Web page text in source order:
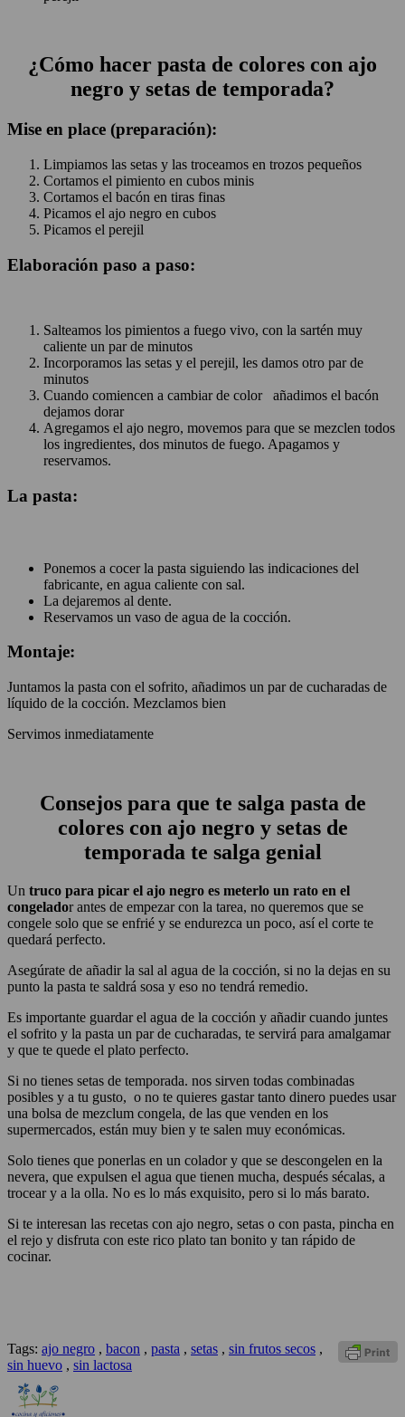
¿Cómo hacer pasta de colores con ajo
negro y setas de temporada?
Mise en place (preparación):
Limpiamos las setas y las troceamos en trozos pequeños
Cortamos el pimiento en cubos minis
Cortamos el bacón en tiras finas
Picamos el ajo negro en cubos
Picamos el perejil
Elaboración paso a paso:
Salteamos los pimientos a fuego vivo, con la sartén muy
caliente un par de minutos
Incorporamos las setas y el perejil, les damos otro par de
minutos
Cuando comiencen a cambiar de color añadimos el bacón
dejamos dorar
Agregamos el ajo negro, movemos para que se mezclen todos
los ingredientes, dos minutos de fuego. Apagamos y
reservamos.
La pasta:
Ponemos a cocer la pasta siguiendo las indicaciones del
fabricante, en agua caliente con sal.
La dejaremos al dente.
Reservamos un vaso de agua de la cocción.
Montaje:
Juntamos la pasta con el sofrito, añadimos un par de cucharadas de
líquido de la cocción. Mezclamos bien
Servimos inmediatamente
Consejos para que te salga pasta de
colores con ajo negro y setas de
temporada te salga genial
Un truco para picar el ajo negro es meterlo un rato en el
congelador antes de empezar con la tarea, no queremos que se
congele solo que se enfrié y se endurezca un poco, así el corte te
quedará perfecto.
Asegúrate de añadir la sal al agua de la cocción, si no la dejas en su
punto la pasta te saldrá sosa y eso no tendrá remedio.
Es importante guardar el agua de la cocción y añadir cuando juntes
el sofrito y la pasta un par de cucharadas, te servirá para amalgamar
y que te quede el plato perfecto.
Si no tienes setas de temporada. nos sirven todas combinadas
posibles y a tu gusto, o no te quieres gastar tanto dinero puedes usar
una bolsa de mezclum congela, de las que venden en los
supermercados, están muy bien y te salen muy económicas.
Solo tienes que ponerlas en un colador y que se descongelen en la
nevera, que expulsen el agua que tienen mucha, después sécalas, a
trocear y a la olla. No es lo más exquisito, pero si lo más barato.
Si te interesan las recetas con ajo negro, setas o con pasta, pincha en
el rejo y disfruta con este rico plato tan bonito y tan rápido de
cocinar.
Tags: ajo negro , bacon , pasta , setas , sin frutos secos ,
sin huevo , sin lactosa